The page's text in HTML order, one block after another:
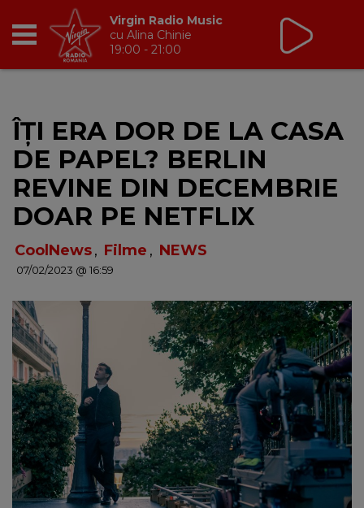
BREAKFAST
TIC TALK
CÂȘTIGĂ
HOT 30
DANCEFLOOR CHART
RADIO ACADEMY
NEWS
CONTUL MEU
Virgin Radio Music
cu Alina Chinie
19:00 - 21:00
ÎȚI ERA DOR DE LA CASA
DE PAPEL? BERLIN
REVINE DIN DECEMBRIE
DOAR PE NETFLIX
CoolNews, Filme , NEWS
07/02/2023 @ 16:59